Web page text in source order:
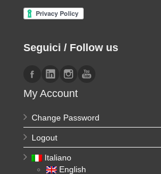
Seguici / Follow us
My Account
Change Password
Logout
Italiano
English